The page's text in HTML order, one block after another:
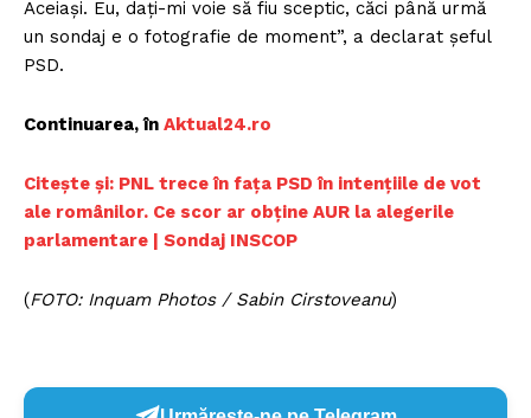
Aceiași. Eu, dați-mi voie să fiu sceptic, căci până urmă
un sondaj e o fotografie de moment”, a declarat șeful
PSD.
Continuarea, în Aktual24.ro
Citește și: PNL trece în fața PSD în intențiile de vot
ale românilor. Ce scor ar obține AUR la alegerile
parlamentare | Sondaj INSCOP
(FOTO: Inquam Photos / Sabin Cirstoveanu)